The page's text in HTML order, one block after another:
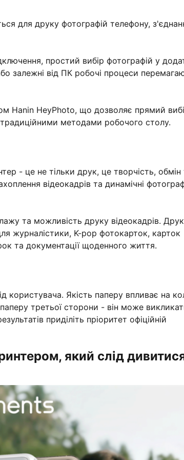
для друку фотографій телефону,
простий вибір фотографій у
залежні від ПК робочі процеси
Hanin HeyPhoto, що дозволяє прямий
методами робочого столу.
- це не тільки друк, це творчість, обмін
відеокадрів та динамічні
та можливість друку відеокадрів.
журналістики, K-pop фотокарток, карток
та документації щоденного життя.
користувача. Якість паперу впливає на
третьої сторони - він може
приділіть пріоритет офіційній
який слід